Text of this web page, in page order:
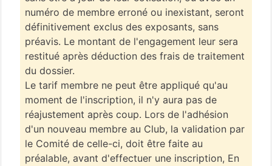
numéro de membre erroné ou inexistant, seront
définitivement exclus des exposants, sans
préavis. Le montant de l'engagement leur sera
restitué après déduction des frais de traitement
du dossier.
Le tarif membre ne peut être appliqué qu'au
moment de l'inscription, il n'y aura pas de
réajustement après coup. Lors de l'adhésion
d'un nouveau membre au Club, la validation par
le Comité de celle-ci, doit être faite au
préalable, avant d'effectuer une inscription, En